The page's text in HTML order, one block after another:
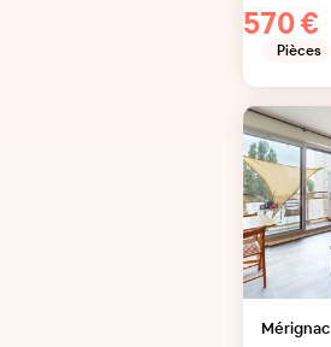
570 €
Pièces
Mérignac